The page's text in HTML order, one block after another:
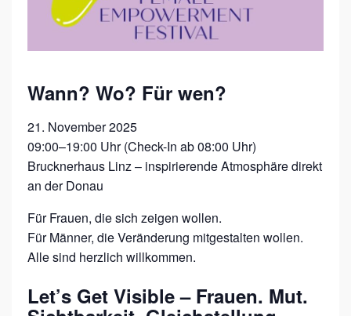
B
E
F
E
S
T
I
V
A
L
2
Wann? Wo? Für wen?
21. November 2025
09:00–19:00 Uhr (Check-In ab 08:00 Uhr)
Brucknerhaus Linz – inspirierende Atmosphäre direkt
an der Donau
Für Frauen, die sich zeigen wollen.
Für Männer, die Veränderung mitgestalten wollen.
Alle sind herzlich willkommen.
Let’s Get Visible – Frauen. Mut.